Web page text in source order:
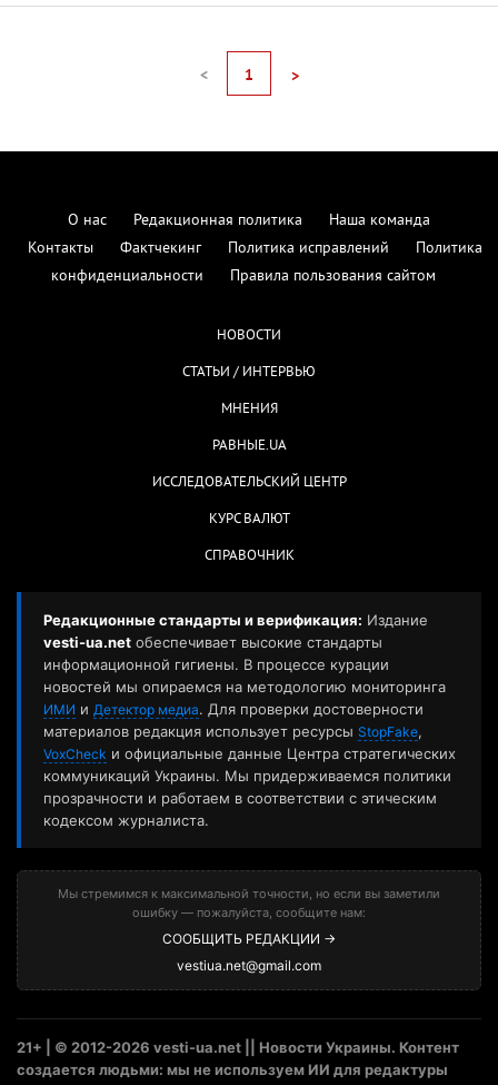
< 1 >
О нас Редакционная политика
Наша команда
Контакты
Фактчекинг Политика исправлений
Политика
конфиденциальности
Правила пользования сайтом
НОВОСТИ
СТАТЬИ / ИНТЕРВЬЮ
МНЕНИЯ
РАВНЫЕ.UA
ИССЛЕДОВАТЕЛЬСКИЙ ЦЕНТР
КУРС ВАЛЮТ
СПРАВОЧНИК
Редакционные стандарты и верификация: Издание
vesti-ua.net обеспечивает высокие стандарты
информационной гигиены. В процессе курации
новостей мы опираемся на методологию мониторинга
ИМИ и Детектор медиа. Для проверки достоверности
материалов редакция использует ресурсы StopFake,
VoxCheck и официальные данные Центра стратегических
коммуникаций Украины. Мы придерживаемся политики
прозрачности и работаем в соответствии с этическим
кодексом журналиста.
Мы стремимся к максимальной точности, но если вы заметили
ошибку — пожалуйста, сообщите нам:
СООБЩИТЬ РЕДАКЦИИ →
vestiua.net@gmail.com
21+ | © 2012-2026 vesti-ua.net || Новости Украины. Контент
создается людьми: мы не используем ИИ для редактуры